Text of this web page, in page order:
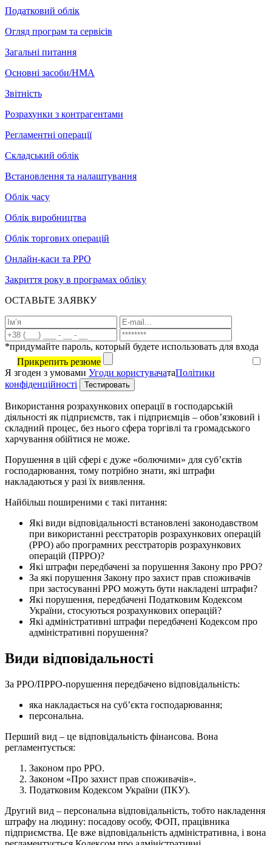
Податковий облік
Огляд програм та сервісів
Загальні питання
Основні засоби/НМА
Звітність
Розрахунки з контрагентами
Регламентні операції
Складський облік
Встановлення та налаштування
Облік часу
Облік виробництва
Облік торгових операцій
Онлайн-каси та РРО
Закриття року в програмах обліку
ОСТАВЬТЕ ЗАЯВКУ
*придумайте пароль, который будете использовать для входа
Прикрепить резюме
Я згоден з умовами Угоди користувачатаПолітики
конфіденційності
Використання розрахункових операції в господарській
діяльності як підприємств, так і підприємців – обов’язковий і
складний процес, без нього сфера торгівлі та громадського
харчування обійтися не може.
Порушення в цій сфері є дуже «болючими» для суб’єктів
господарювання, тому потрібно знати, які штрафи
накладаються у разі їх виявлення.
Найбільш поширеними є такі питання:
Які види відповідальності встановлені законодавством
при використанні реєстраторів розрахункових операцій
(РРО) або програмних реєстраторів розрахункових
операцій (ПРРО)?
Які штрафи передбачені за порушення Закону про РРО?
За які порушення Закону про захист прав споживачів
при застосуванні РРО можуть бути накладені штрафи?
Які порушення, передбачені Податковим Кодексом
України, стосуються розрахункових операцій?
Які адміністративні штрафи передбачені Кодексом про
адміністративні порушення?
Види відповідальності
За РРО/ПРРО-порушення передбачено відповідальність:
яка накладається на суб’єкта господарювання;
персональна.
Перший вид – це відповідальність фінансова. Вона
регламентується:
Законом про РРО.
Законом «Про захист прав споживачів».
Податковим Кодексом України (ПКУ).
Другий вид – персональна відповідальність, тобто накладення
штрафу на людину: посадову особу, ФОП, працівника
підприємства. Це вже відповідальність адміністративна, і вона